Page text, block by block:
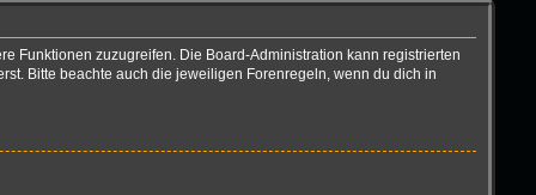
Funktionen zuzugreifen. Die Board-Administration kann registrierten
Bitte beachte auch die jeweiligen Forenregeln, wenn du dich in